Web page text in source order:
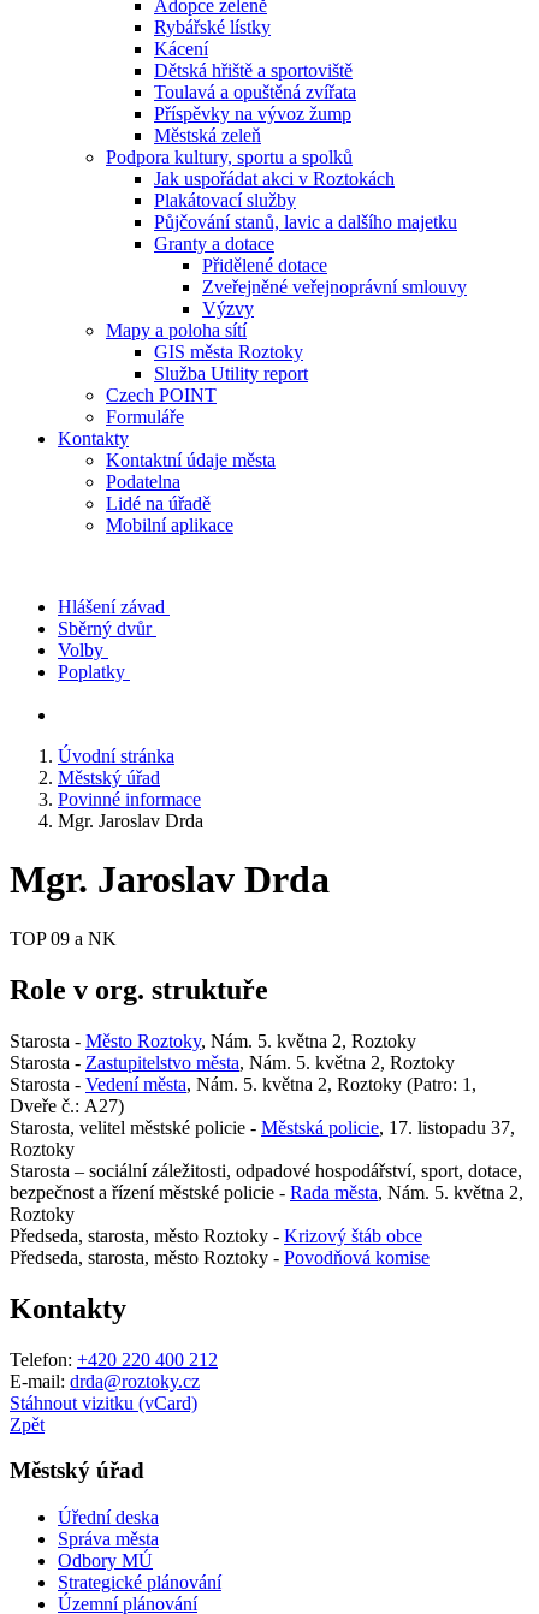
Adopce zeleně
Rybářské lístky
Kácení
Dětská hřiště a sportoviště
Toulavá a opuštěná zvířata
Příspěvky na vývoz žump
Městská zeleň
Podpora kultury, sportu a spolků
Jak uspořádat akci v Roztokách
Plakátovací služby
Půjčování stanů, lavic a dalšího majetku
Granty a dotace
Přidělené dotace
Zveřejněné veřejnoprávní smlouvy
Výzvy
Mapy a poloha sítí
GIS města Roztoky
Služba Utility report
Czech POINT
Formuláře
Kontakty
Kontaktní údaje města
Podatelna
Lidé na úřadě
Mobilní aplikace
Hlášení závad
Sběrný dvůr
Volby
Poplatky
Úvodní stránka
Městský úřad
Povinné informace
Mgr. Jaroslav Drda
Mgr. Jaroslav Drda
TOP 09 a NK
Role v org. struktuře
Starosta - Město Roztoky, Nám. 5. května 2, Roztoky
Starosta - Zastupitelstvo města, Nám. 5. května 2, Roztoky
Starosta - Vedení města, Nám. 5. května 2, Roztoky (Patro: 1,
Dveře č.: A27)
Starosta, velitel městské policie - Městská policie, 17. listopadu 37,
Roztoky
Starosta – sociální záležitosti, odpadové hospodářství, sport, dotace,
bezpečnost a řízení městské policie - Rada města, Nám. 5. května 2,
Roztoky
Předseda, starosta, město Roztoky - Krizový štáb obce
Předseda, starosta, město Roztoky - Povodňová komise
Kontakty
Telefon: +420 220 400 212
E-mail: drda@roztoky.cz
Stáhnout vizitku (vCard)
Zpět
Městský úřad
Úřední deska
Správa města
Odbory MÚ
Strategické plánování
Územní plánování